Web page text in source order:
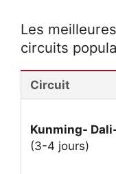
Les
circuits
Circuit
Kunming-
(3-4 jours)